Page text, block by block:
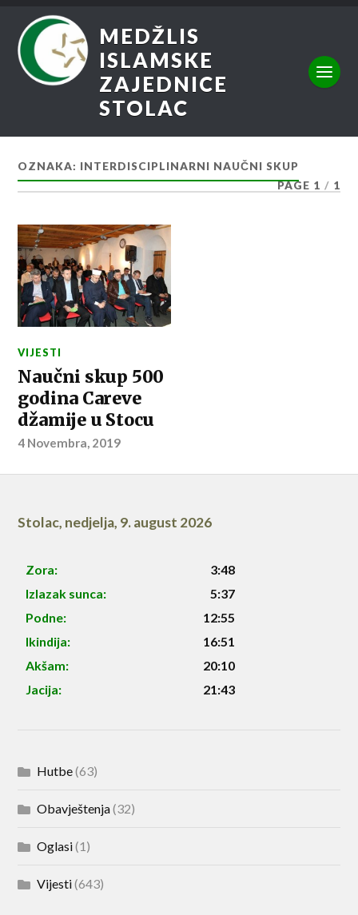
MEDŽLIS
ISLAMSKE
ZAJEDNICE
STOLAC
OZNAKA: INTERDISCIPLINARNI NAUČNI SKUP
PAGE 1 / 1
VIJESTI
Naučni skup 500
godina Careve
džamije u Stocu
4 Novembra, 2019
Stolac, nedjelja, 9. august 2026
Zora:
3:48
Izlazak sunca:
5:37
Podne:
12:55
Ikindija:
16:51
Akšam:
20:10
Jacija:
21:43
Hutbe(63)
Obavještenja(32)
Oglasi(1)
Vijesti(643)